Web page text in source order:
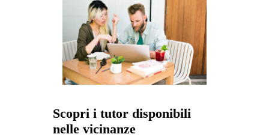
Scopri i tutor disponibili
nelle vicinanze